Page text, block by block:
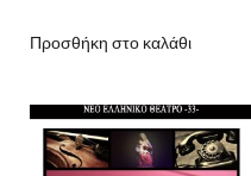
Προσθήκη στο καλάθι